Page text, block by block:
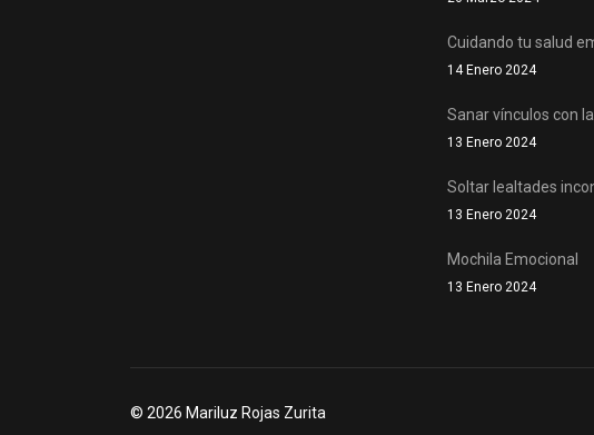
Cuidando tu salud
14 Enero 2024
Sanar vínculos con
13 Enero 2024
Soltar lealtades
13 Enero 2024
Mochila Emocional
13 Enero 2024
© 2026 Mariluz Rojas Zurita